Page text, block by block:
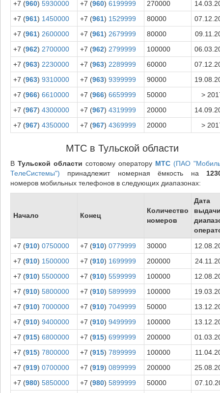
+7 (960) 5930000 +7 (960) 6199999 270000
+7 (961) 1450000 +7 (961) 1529999 80000
+7 (961) 2600000 +7 (961) 2679999 80000
+7 (962) 2700000 +7 (962) 2799999 100000
+7 (963) 2230000 +7 (963) 2289999 60000
+7 (963) 9310000 +7 (963) 9399999 90000
+7 (966) 6610000 +7 (966) 6659999 50000
>
+7 (967) 4300000 +7 (967) 4319999 20000
+7 (967) 4350000 +7 (967) 4369999 20000 >
МТС в Тульской области
В Тульской области сотовому оператору МТС (ПАО
ТелеСистемы") принадлежит номерная ёмкость на
номеров мобильных телефонов в следующих диапазонах:
Начало Конец
Количество
номеров
Дата
+7 (910) 0750000 +7 (910) 0779999 30000
+7 (910) 1500000 +7 (910) 1699999 200000
+7 (910) 5500000 +7 (910) 5599999 100000
+7 (910) 5800000 +7 (910) 5899999 100000
+7 (910) 7000000 +7 (910) 7049999 50000
+7 (910) 9400000 +7 (910) 9499999 100000
+7 (915) 6800000 +7 (915) 6999999 200000
+7 (915) 7800000 +7 (915) 7899999 100000
+7 (919) 0700000 +7 (919) 0899999 200000
+7 (980) 5850000 +7 (980) 5899999 50000